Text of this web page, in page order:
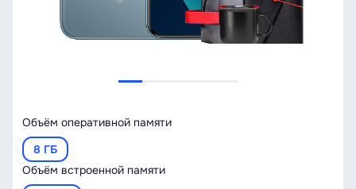
Объём оперативной памяти
8 ГБ
Объём встроенной памяти